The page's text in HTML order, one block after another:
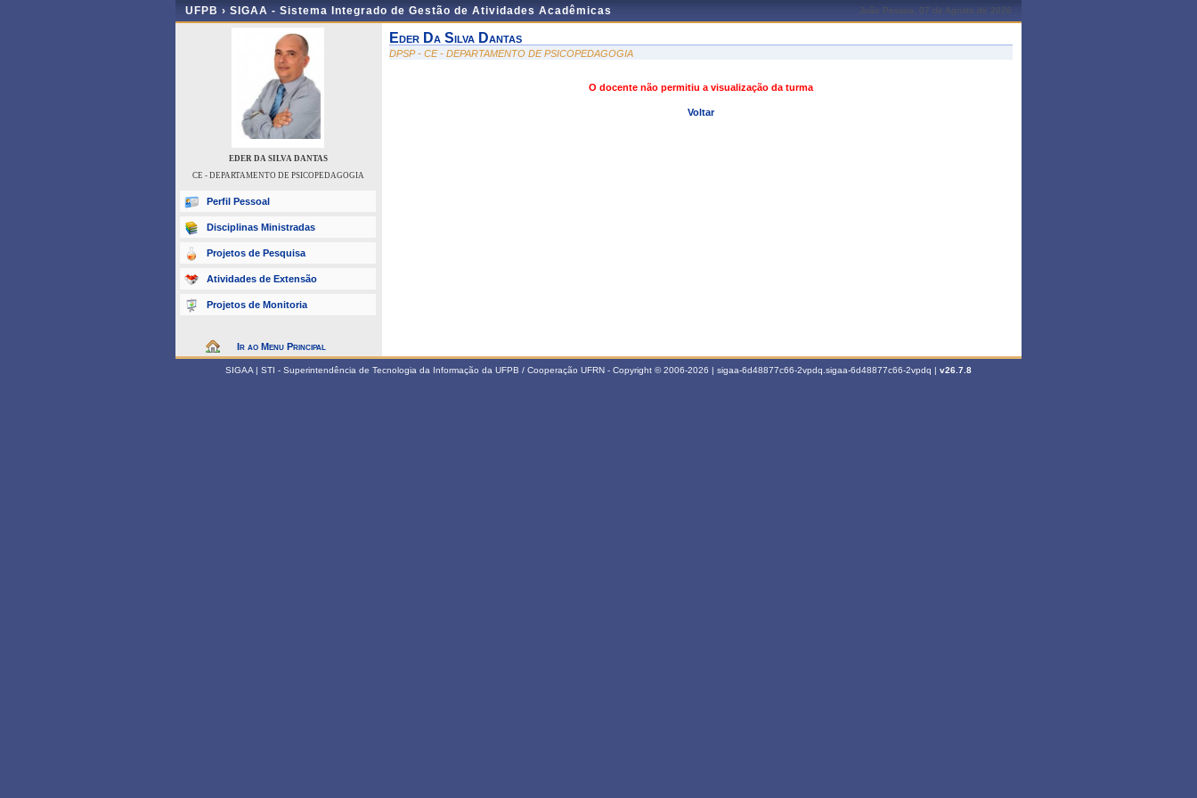
UFPB › SIGAA - Sistema Integrado de Gestão de Atividades Acadêmicas João Pessoa, 07 de Agosto de 2026
EDER DA SILVA DANTAS
CE - DEPARTAMENTO DE PSICOPEDAGOGIA
Perfil Pessoal
Disciplinas Ministradas
Projetos de Pesquisa
Atividades de Extensão
Projetos de Monitoria
Ir ao Menu Principal
Eder Da Silva Dantas
DPSP - CE - DEPARTAMENTO DE PSICOPEDAGOGIA
O docente não permitiu a visualização da turma
Voltar
SIGAA | STI - Superintendência de Tecnologia da Informação da UFPB / Cooperação UFRN - Copyright © 2006-2026 | sigaa-6d48877c66-2vpdq.sigaa-6d48877c66-2vpdq | v26.7.8